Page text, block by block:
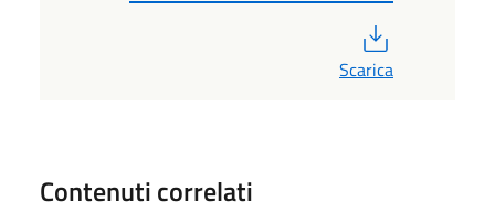
Scarica
Contenuti correlati